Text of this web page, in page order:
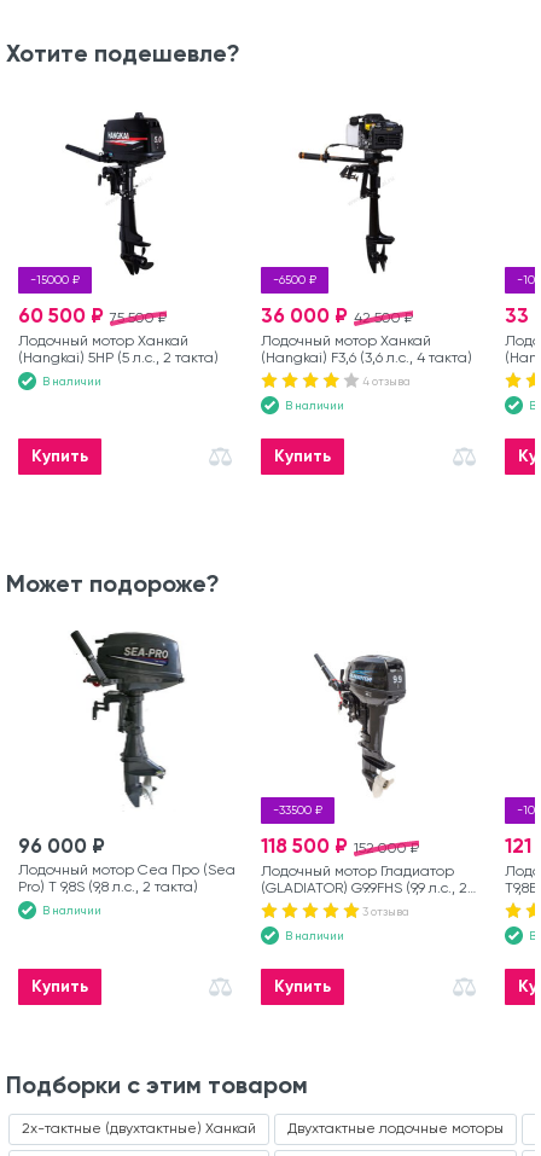
Хотите подешевле?
-15000 ₽
75 500 ₽
60 500 ₽
Лодочный мотор Ханкай
(Hangkai) 5HP (5 л.с., 2 такта)
В наличии
Купить
-6500 ₽
42 500 ₽
36 000 ₽
Лодочный мотор Ханкай
(Hangkai) F3,6 (3,6 л.с., 4 такта)
4 отзыва
В наличии
Купить
-
33
В
Может подороже?
96 000 ₽
Лодочный мотор Сеа Про (Sea
Pro) Т 9,8S (9,8 л.с., 2 такта)
В наличии
Купить
-33500 ₽
152 000 ₽
118 500 ₽
Лодочный мотор Гладиатор
(GLADIATOR) G9.9FHS (9,9 л.с., 2
такта)
3 отзыва
В наличии
Купить
-
В
Подборки с этим товаром
2х-тактные (двухтактные) Ханкай Двухтактные лодочные моторы